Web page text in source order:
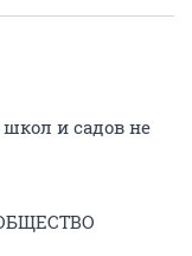
и садов не